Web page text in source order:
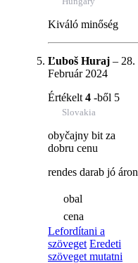
Kiváló minőség
Ľuboš Huraj – 28.
Február 2024
Értékelt 4 -ből 5
Slovakia
obyčajny bit za
dobru cenu
rendes darab jó áron
obal
cena
Lefordítani a
szöveget Eredeti
szöveget mutatni